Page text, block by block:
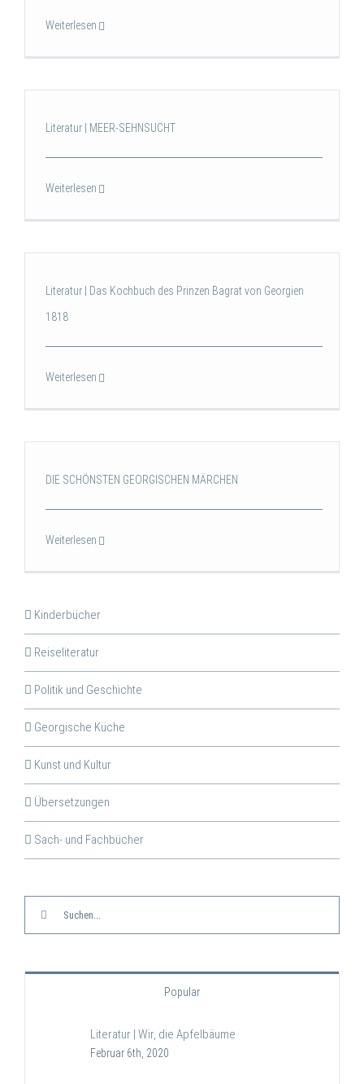
Weiterlesen
Literatur | MEER-SEHNSUCHT
Weiterlesen
Literatur | Das Kochbuch des Prinzen Bagrat von Georgien
1818
Weiterlesen
DIE SCHÖNSTEN GEORGISCHEN MÄRCHEN
Weiterlesen
Kinderbücher
Reiseliteratur
Politik und Geschichte
Georgische Küche
Kunst und Kultur
Übersetzungen
Sach- und Fachbücher
Popular
Literatur | Wir, die Apfelbäume
Februar 6th, 2020